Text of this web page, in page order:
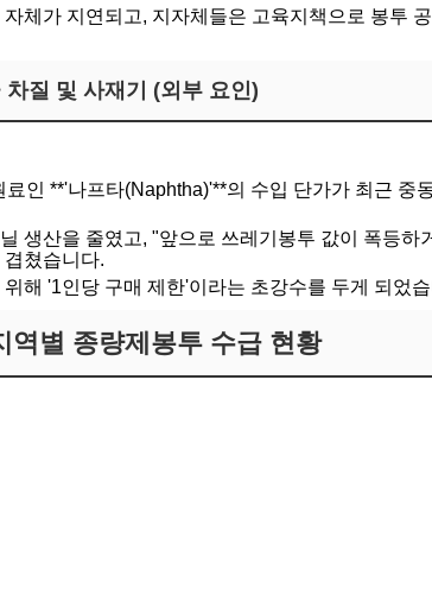
체가 지연되고, 지자체들은 고육지책으로 봉투
질 및 사재기 (외부 요인)
인 **'나프타(Naphtha)'**의 수입 단가가 최근 중
생산을 줄였고, "앞으로 쓰레기봉투 값이 폭등하
겹쳤습니다.
해 '1인당 구매 제한'이라는 초강수를 두게 되었
역별 종량제봉투 수급 현황